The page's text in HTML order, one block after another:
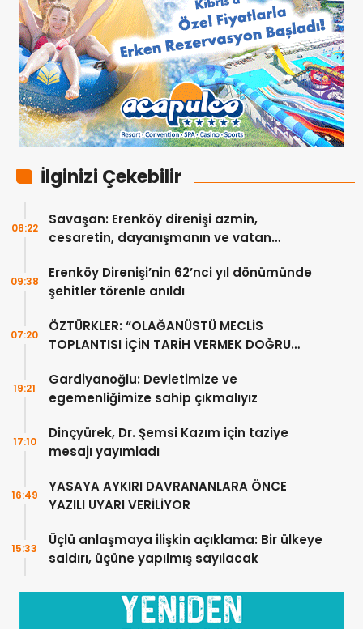
İlginizi Çekebilir
Savaşan: Erenköy direnişi azmin,
cesaretin, dayanışmanın ve vatan
08:22
Erenköy Direnişi’nin 62’nci yıl dönümünde
şehitler törenle anıldı
09:38
ÖZTÜRKLER: “OLAĞANÜSTÜ MECLİS
TOPLANTISI İÇİN TARİH VERMEK DOĞRU
07:20
Gardiyanoğlu: Devletimize ve
egemenliğimize sahip çıkmalıyız
19:21
Dinçyürek, Dr. Şemsi Kazım için taziye
mesajı yayımladı
17:10
YASAYA AYKIRI DAVRANANLARA ÖNCE
YAZILI UYARI VERİLİYOR
16:49
Üçlü anlaşmaya ilişkin açıklama: Bir ülkeye
saldırı, üçüne yapılmış sayılacak
15:33